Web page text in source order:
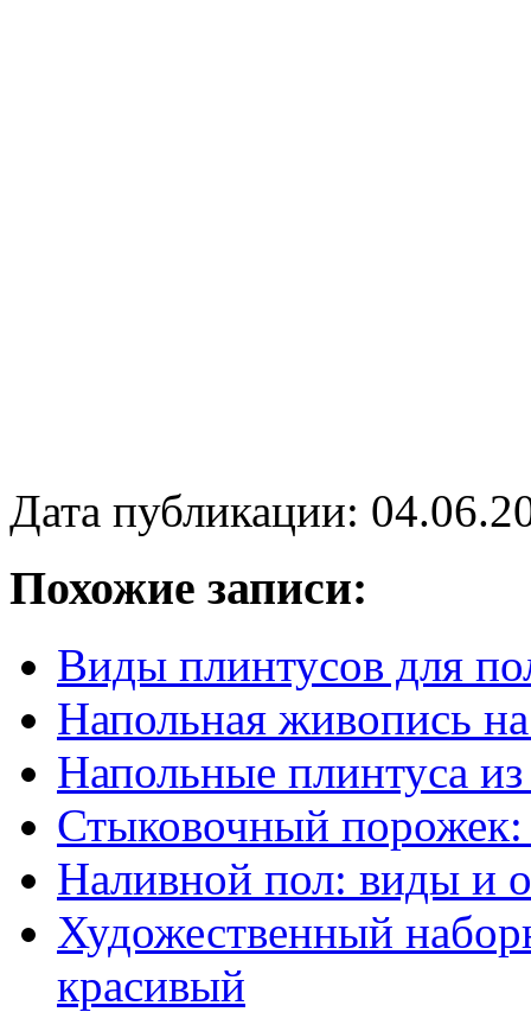
Дата публикации:
Похожие записи:
Виды плинтусов для
Напольная живопись
Напольные плинтуса из
Стыковочный порожек:
Наливной пол: виды и
Художественный
красивый